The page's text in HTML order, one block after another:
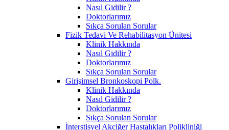
Nasıl Gidilir ?
Doktorlarımız
Sıkça Sorulan Sorular
Fizik Tedavi Ve Rehabilitasyon Ünitesi
Klinik Hakkında
Nasıl Gidilir ?
Doktorlarımız
Sıkça Sorulan Sorular
Girişimsel Bronkoskopi Polk.
Klinik Hakkında
Nasıl Gidilir ?
Doktorlarımız
Sıkça Sorulan Sorular
İnterstisyel Akciğer Hastalıkları Polikliniği